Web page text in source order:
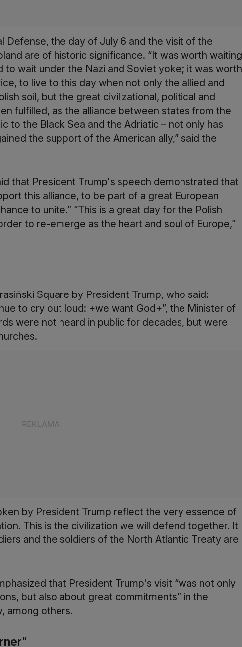
Defense, the day of July 6 and the visit of the
are of historic significance. “It was worth waiting
wait under the Nazi and Soviet yoke; it was worth
to live to this day when not only the allied and
soil, but the great civilizational, political and
fulfilled, as the alliance between states from the
to the Black Sea and the Adriatic – not only has
the support of the American ally,” said the
that President Trump's speech demonstrated that
this alliance, to be part of a great European
to unite.” “This is a great day for the Polish
to re-emerge as the heart and soul of Europe,”
Square by President Trump, who said:
to cry out loud: +we want God+”, the Minister of
were not heard in public for decades, but were
by President Trump reflect the very essence of
This is the civilization we will defend together. It
and the soldiers of the North Atlantic Treaty are
that President Trump's visit “was not only
but also about great commitments” in the
among others.